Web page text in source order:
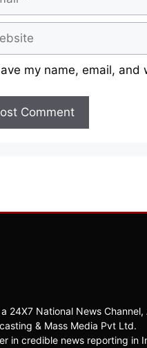
my name, email,
24X7 National News Channel,
& Mass Media Pvt Ltd.
in credible news reporting in